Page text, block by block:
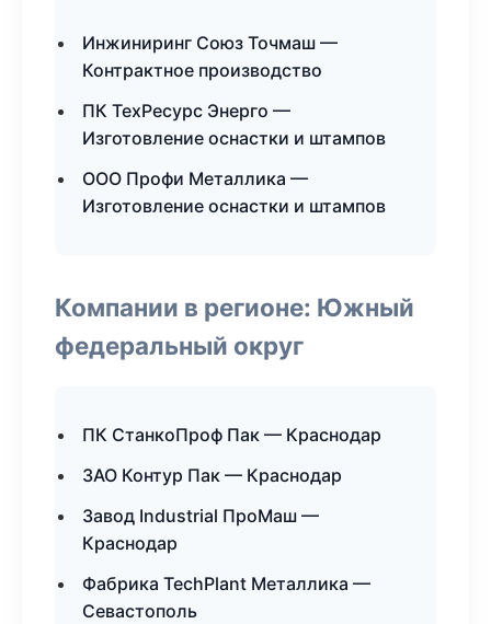
Инжиниринг Союз Точмаш —
Контрактное производство
ПК ТехРесурс Энерго —
Изготовление оснастки и штампов
ООО Профи Металлика —
Изготовление оснастки и штампов
Компании в регионе: Южный
федеральный округ
ПК СтанкоПроф Пак — Краснодар
ЗАО Контур Пак — Краснодар
Завод Industrial ПроМаш —
Краснодар
Фабрика TechPlant Металлика —
Севастополь